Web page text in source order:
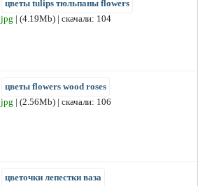
цветы tulips тюльпаны flowers
jpg | (4.19Mb) | скачали: 104
цветы flowers wood roses
jpg | (2.56Mb) | скачали: 106
цветочки лепестки ваза